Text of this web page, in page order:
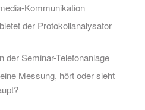
Kommunikation
der Protokollanalysator
der Seminar-Telefonanlage
Messung, hört oder sieht